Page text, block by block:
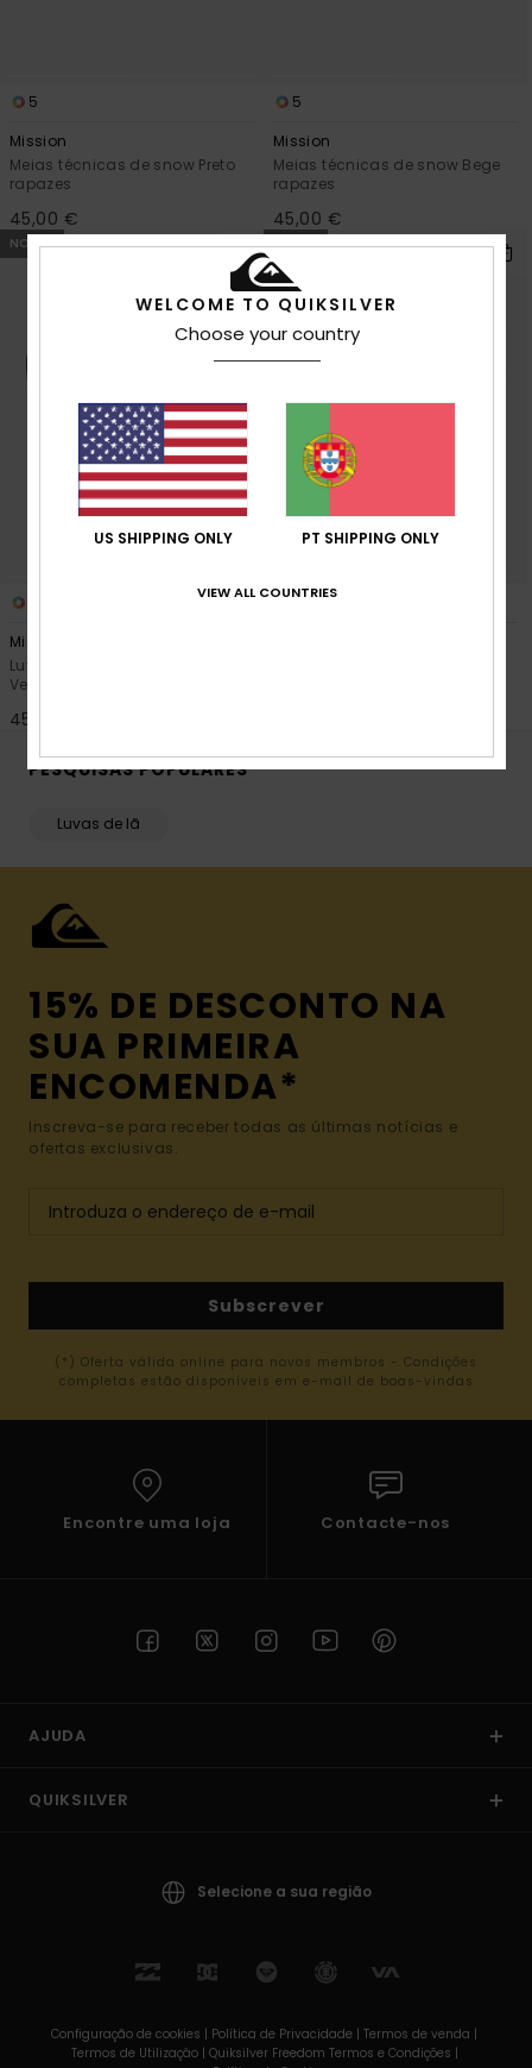
as FAQ
5
Mission
Meias técnicas de snow Preto
rapazes
45,00 €
5
Mission
Meias técnicas de snow Bege
rapazes
45,00 €
NOVO!
Mission
Luvas de snow técnicas
Vermelho rapazes
45,00 €
NOVO!
5
PESQUISAS POPULARES
Luvas de lã
15% DE DESCONTO NA
SUA PRIMEIRA
ENCOMENDA*
Inscreva-se para receber todas as últimas notícias e
ofertas exclusivas.
Subscrever
(*) Oferta válida online para novos membros - Condições
completas estão disponíveis em e-mail de boas-vindas
Encontre uma loja Contacte-nos
AJUDA
QUIKSILVER
Selecione a sua região
Configuração de cookies | Política de Privacidade | Termos de venda |
Termos de Utilizaçâo | Quiksilver Freedom Termos e Condições |
WELCOME TO QUIKSILVER
Choose your country
US SHIPPING ONLY PT SHIPPING ONLY
VIEW ALL COUNTRIES